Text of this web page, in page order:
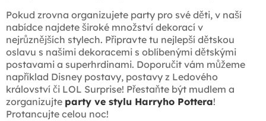
Pokud zrovna organizujete party pro své děti, v naší
nabídce najdete široké množství dekorací v
nejrůznějších stylech. Připravte tu nejlepší dětskou
oslavu s našimi dekoracemi s oblíbenými dětskými
postavami a superhrdinami. Doporučit vám můžeme
například Disney postavy, postavy z Ledového
království či LOL Surprise! Přestaňte být mudlem a
zorganizujte party ve stylu Harryho Pottera!
Protancujte celou noc!